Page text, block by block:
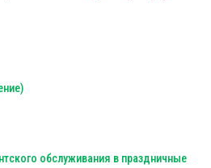
обслуживания в праздничные